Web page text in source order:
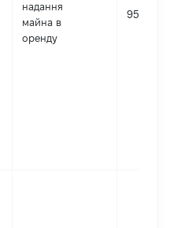
надання
майна в
оренду
9525